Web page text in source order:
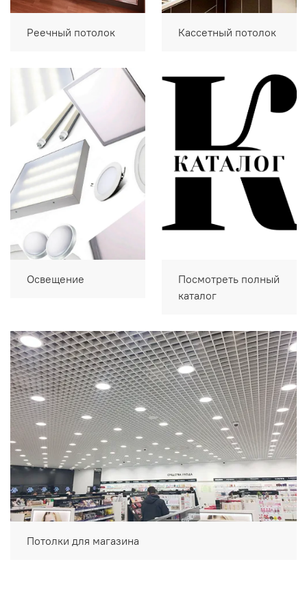
Реечный потолок Кассетный потолок
Освещение
Посмотреть полный
каталог
Потолки для магазина